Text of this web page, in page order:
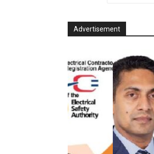
Advertisement